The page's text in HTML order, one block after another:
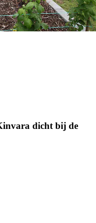
dicht bij de